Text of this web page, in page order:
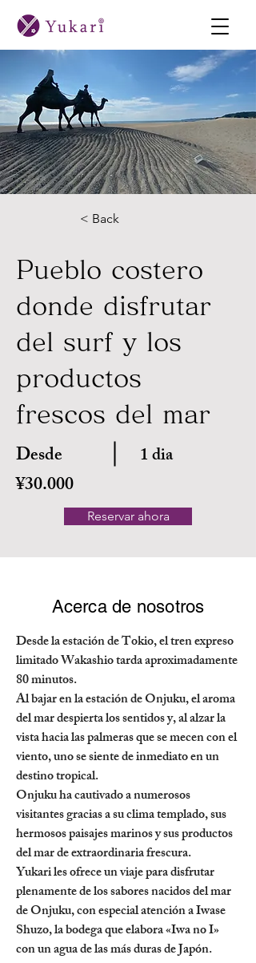
< Back
Pueblo costero
donde disfrutar
del surf y los
productos
frescos del mar
Desde
¥30.000
1 dia
Reservar ahora
Acerca de nosotros
Desde la estación de Tokio, el tren expreso
limitado Wakashio tarda aproximadamente
80 minutos.
Al bajar en la estación de Onjuku, el aroma
del mar despierta los sentidos y, al alzar la
vista hacia las palmeras que se mecen con el
viento, uno se siente de inmediato en un
destino tropical.
Onjuku ha cautivado a numerosos
visitantes gracias a su clima templado, sus
hermosos paisajes marinos y sus productos
del mar de extraordinaria frescura.
Yukari les ofrece un viaje para disfrutar
plenamente de los sabores nacidos del mar
de Onjuku, con especial atención a Iwase
Shuzo, la bodega que elabora «Iwa no I»
con un agua de las más duras de Japón.